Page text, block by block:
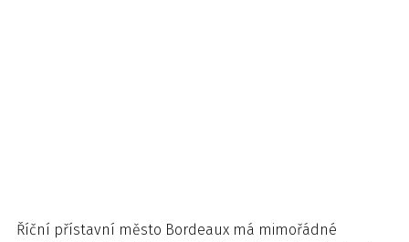
Říční přístavní město Bordeaux má mimořádné